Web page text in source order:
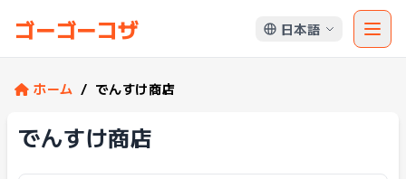
ゴーゴーコザ 日本語
ホーム / でんすけ商店
でんすけ商店